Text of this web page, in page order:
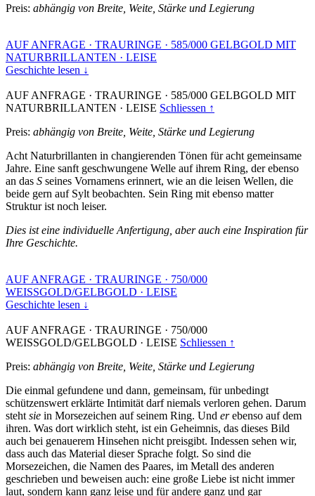
Preis: abhängig von Breite, Weite, Stärke und Legierung
AUF ANFRAGE · TRAURINGE · 585/000 GELBGOLD MIT
NATURBRILLANTEN · LEISE
Geschichte lesen ↓
AUF ANFRAGE · TRAURINGE · 585/000 GELBGOLD MIT
NATURBRILLANTEN · LEISE Schliessen ↑
Preis: abhängig von Breite, Weite, Stärke und Legierung
Acht Naturbrillanten in changierenden Tönen für acht gemeinsame
Jahre. Eine sanft geschwungene Welle auf ihrem Ring, der ebenso
an das S seines Vornamens erinnert, wie an die leisen Wellen, die
beide gern auf Sylt beobachten. Sein Ring mit ebenso matter
Struktur ist noch leiser.
Dies ist eine individuelle Anfertigung, aber auch eine Inspiration für
Ihre Geschichte.
AUF ANFRAGE · TRAURINGE · 750/000
WEISSGOLD/GELBGOLD · LEISE
Geschichte lesen ↓
AUF ANFRAGE · TRAURINGE · 750/000
WEISSGOLD/GELBGOLD · LEISE Schliessen ↑
Preis: abhängig von Breite, Weite, Stärke und Legierung
Die einmal gefundene und dann, gemeinsam, für unbedingt
schützenswert erklärte Intimität darf niemals verloren gehen. Darum
steht sie in Morsezeichen auf seinem Ring. Und erebenso auf dem
ihren. Was dort wirklich steht, ist ein Geheimnis, das dieses Bild
auch bei genauerem Hinsehen nicht preisgibt. Indessen sehen wir,
dass auch das Material dieser Sprache folgt. So sind die
Morsezeichen, die Namen des Paares, im Metall des anderen
geschrieben und beweisen auch: eine große Liebe ist nicht immer
laut, sondern kann ganz leise und für andere ganz und gar